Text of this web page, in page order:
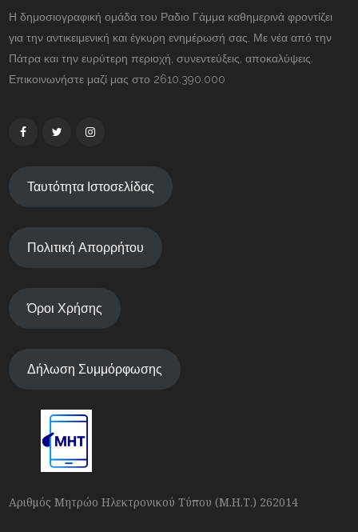
Η δημοσιογραφική ομάδα του Ραδιο Γάμμα καθημερινά φροντίζει
για την αντικειμενική και έγκυρη ενημέρωσή σας. Με νέα από την
Πάτρα και την ευρύτερη περιοχή, συνεντεύξεις, αποκαλύψεις.
Επικοινωνήστε μαζί μας στο 2610.390.000
Ταυτότητα Ιστοσελίδας
Πολιτική Απορρήτου
Όροι Χρήσης
Δήλωση Συμμόρφωσης
Αριθμός Μητρώο Ηλεκτρονικού Τύπου (Μ.Η.Τ.) 262014